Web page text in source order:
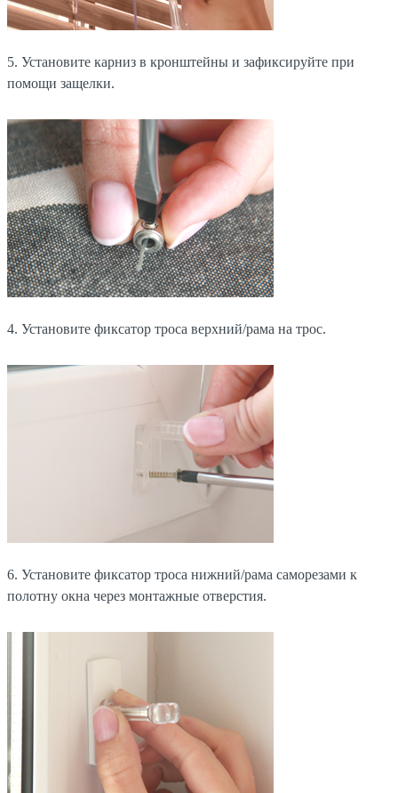
5. Установите карниз в кронштейны и зафиксируйте при
помощи защелки.
4. Установите фиксатор троса верхний/рама на трос.
6. Установите фиксатор троса нижний/рама саморезами к
полотну окна через монтажные отверстия.